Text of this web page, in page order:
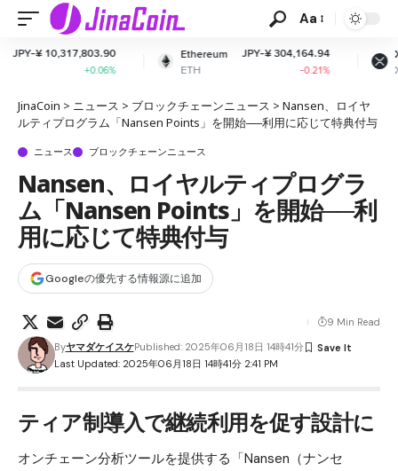
Aa
Ethereum
ETH
JPY-¥ 304,164.94
XRP
XRP
JPY-¥
-
JinaCoin > ニュース > ブロックチェーンニュース > Nansen、ロイヤ
ルティプログラム「Nansen Points」を開始──利用に応じて特典付与
ニュース ブロックチェーンニュース
Nansen、ロイヤルティプログラ
ム「Nansen Points」を開始──利
用に応じて特典付与
Googleの優先する情報源に追加
Last Updated: 2025年06月18日 14時41分 2:41 PM
ByヤマダケイスケPublished: 2025年06月18日 14時41分
9 Min Read
ティア制導入で継続利用を促す設計に
オンチェーン分析ツールを提供する「Nansen（ナンセ